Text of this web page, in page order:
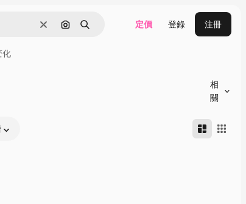
清除 通過圖像搜索
搜尋 定價 登錄 注冊
化
相
關